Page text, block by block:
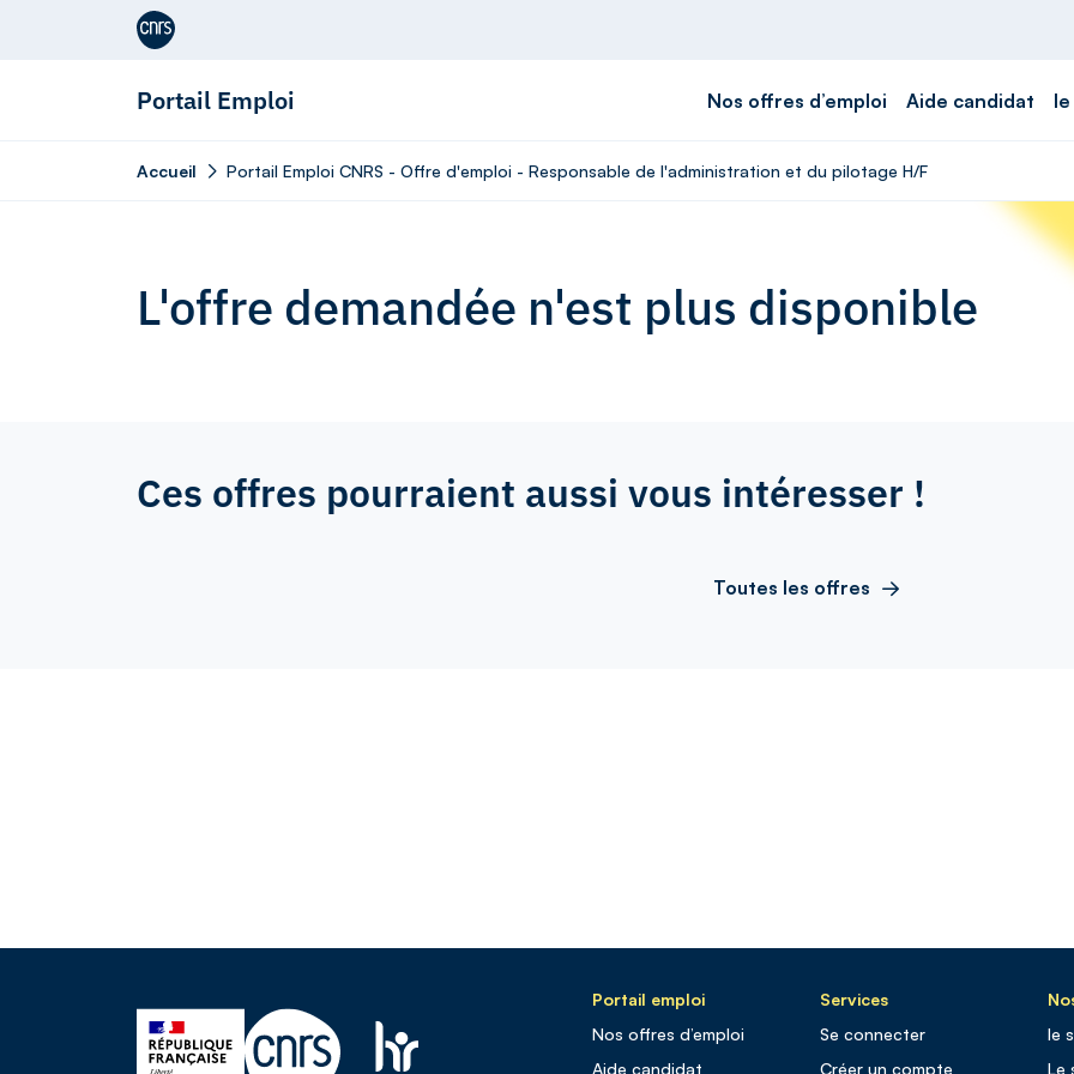
Aller au contenu
Portail Emploi Nos offres d’emploi Aide candidat
Accueil Portail Emploi CNRS - Offre d'emploi - Responsable de l'administration et du pilotage H/F
L'offre demandée n'est plus disponible
Ces offres pourraient aussi vous intéresser !
Toutes les offres
Portail emploi
Nos offres d’emploi
Aide candidat
Services
Se connecter
Créer un compte
le
Le